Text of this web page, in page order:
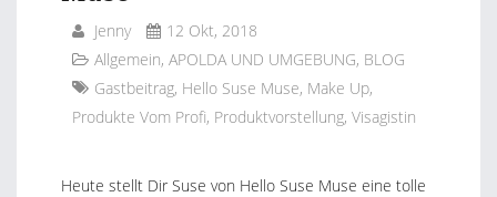
Jenny
12 Okt, 2018
Allgemein, APOLDA UND UMGEBUNG, BLOG
Gastbeitrag, Hello Suse Muse, Make Up,
Produkte Vom Profi, Produktvorstellung, Visagistin
Heute stellt Dir Suse von Hello Suse Muse eine tolle